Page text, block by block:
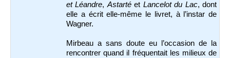
et Léandre,Astartéet Lancelot du Lac, dont
elle a écrit elle-même le livret, à l’instar de
Wagner.
Mirbeau a sans doute eu l’occasion de la
rencontrer quand il fréquentait les milieux de